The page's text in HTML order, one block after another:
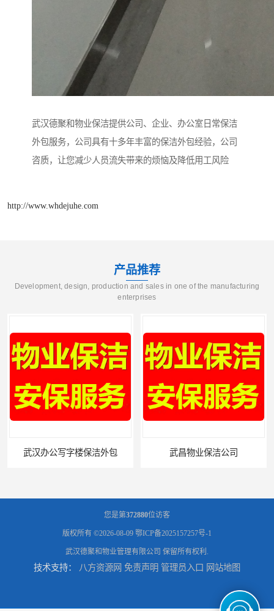
武汉德聚和物业保洁提供公司、企业、办公室日常保洁
外包服务，公司具有十多年丰富的保洁外包经验，公司
咨质，让您减少人员流失带来的烦恼及降低用工风险
http://www.whdejuhe.com
产品推荐
Development, design, production and sales in one of the manufacturing
enterprises
保洁外包 武昌物业保洁公司
武昌专业物业保洁
您是第372880位访客
版权所有 ©2026-08-09 鄂ICP备2025157257号-1
武汉德聚和物业管理有限公司 保留所有权利.
技术支持： 八方资源网 免责声明 管理员入口 网站地图